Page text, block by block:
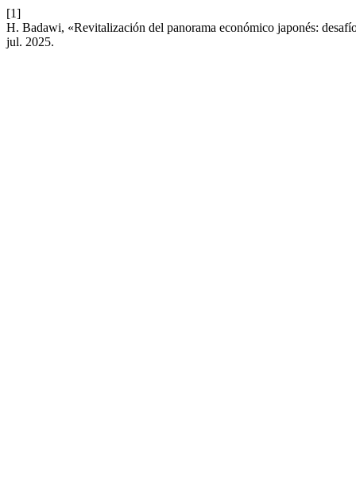
[1]
H. Badawi, «Revitalización del panorama económico japonés:
jul. 2025.